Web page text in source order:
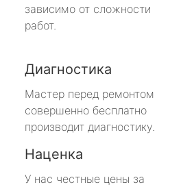
зависимо от сложности
работ.
Диагностика
Мастер перед ремонтом
совершенно бесплатно
производит диагностику.
Наценка
У нас честные цены за